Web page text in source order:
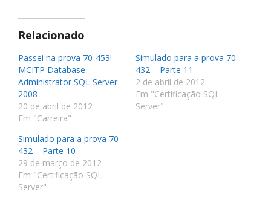
Relacionado
Passei na prova 70-453!
MCITP Database
Administrator SQL Server
2008
20 de abril de 2012
Em "Carreira"
Simulado para a prova 70-
432 – Parte 11
2 de abril de 2012
Em "Certificação SQL
Server"
Simulado para a prova 70-
432 – Parte 10
29 de março de 2012
Em "Certificação SQL
Server"